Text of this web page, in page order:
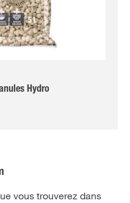
Hydro
vous trouverez dans